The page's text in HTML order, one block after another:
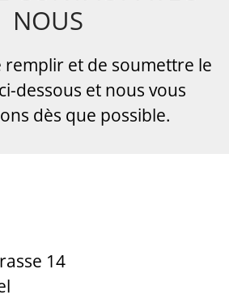
NOUS
remplir et de soumettre le
dessous et nous vous
dès que possible.
14